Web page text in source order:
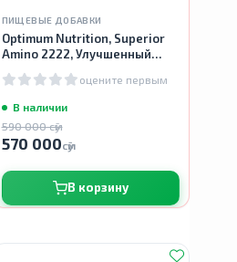
ПИЩЕВЫЕ ДОБАВКИ
Optimum Nutrition, Superior
Amino 2222, Улучшенный
оцените первым
В наличии
590 000 сӯм
570 000сӯм
В корзину